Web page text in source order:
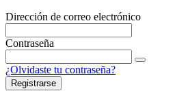
Dirección de correo electrónico
Contraseña
¿Olvidaste tu contraseña?
Registrarse